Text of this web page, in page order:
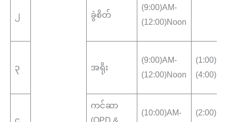
၂ ခွဲစိတ်
(9:00)AM-
(12:00)Noon
၃ အရိုး
(9:00)AM-
(12:00)Noon
ကင်ဆာ
(10:00)AM-